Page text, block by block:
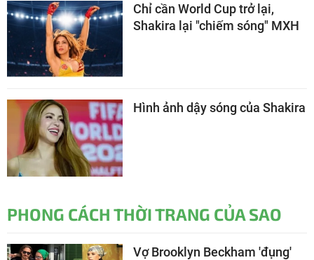
Chỉ cần World Cup trở lại,
Shakira lại "chiếm sóng" MXH
Hình ảnh dậy sóng của Shakira
PHONG CÁCH THỜI TRANG CỦA SAO
Vợ Brooklyn Beckham 'đụng'